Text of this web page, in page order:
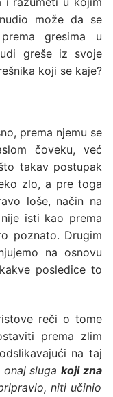
može da se
gresima u
greše iz svoje
koji se kaje?
prema njemu se
čoveku, već
takav postupak
zlo, a pre toga
loše, način na
isti kao prema
poznato. Drugim
na osnovu
posledice to
reči o tome
prema zlim
na taj
onaj slugakoji zna
niti učinio